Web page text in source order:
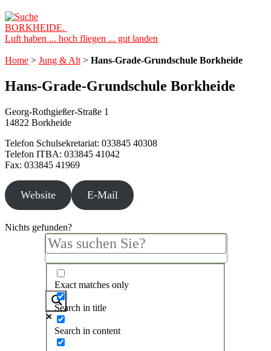
BORKHEIDE.
Luft haben ... hoch fliegen ... gut landen
Home > Jung & Alt > Hans-Grade-Grundschule Borkheide
Hans-Grade-Grundschule Borkheide
Georg-Rothgießer-Straße 1
14822 Borkheide
Telefon Schulsekretariat: 033845 40308
Telefon ITBA: 033845 41042
Fax: 033845 41969
Website E-Mail
Nichts gefunden?
Exact matches only
Search in title
Search in content